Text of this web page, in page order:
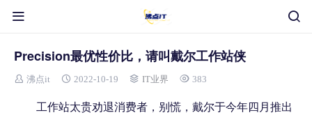
Precision最优性价比，请叫戴尔工作站侠
沸点it 2022-10-19 IT业界 383
工作站太贵劝退消费者，别慌，戴尔于今年四月推出